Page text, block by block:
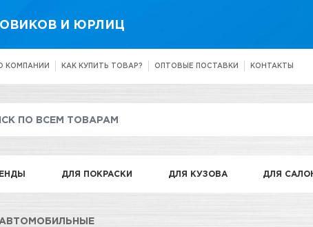
И ЮРЛИЦ
КОМПАНИИ КАК КУПИТЬ ТОВАР? ОПТОВЫЕ ПОСТАВКИ КОНТАКТЫ
ДЛЯ ПОКРАСКИ ДЛЯ КУЗОВА ДЛЯ